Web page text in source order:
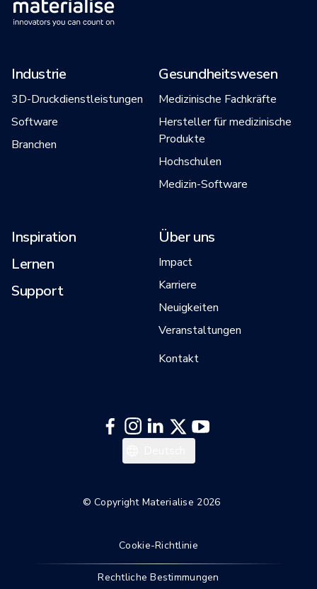
Industrie
3D-Druckdienstleistungen
Software
Branchen
Gesundheitswesen
Medizinische Fachkräfte
Hersteller für medizinische
Produkte
Hochschulen
Medizin-Software
Inspiration
Lernen
Support
Über uns
Impact
Karriere
Neuigkeiten
Veranstaltungen
Kontakt
English
© Copyright Materialise 2026
Cookie-Richtlinie
Rechtliche Bestimmungen